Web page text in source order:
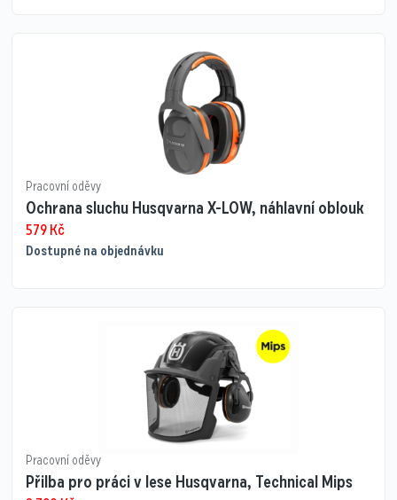
Pracovní oděvy
Ochrana sluchu Husqvarna X-LOW, náhlavní oblouk
579Kč
Dostupné na objednávku
Pracovní oděvy
Přilba pro práci v lese Husqvarna, Technical Mips